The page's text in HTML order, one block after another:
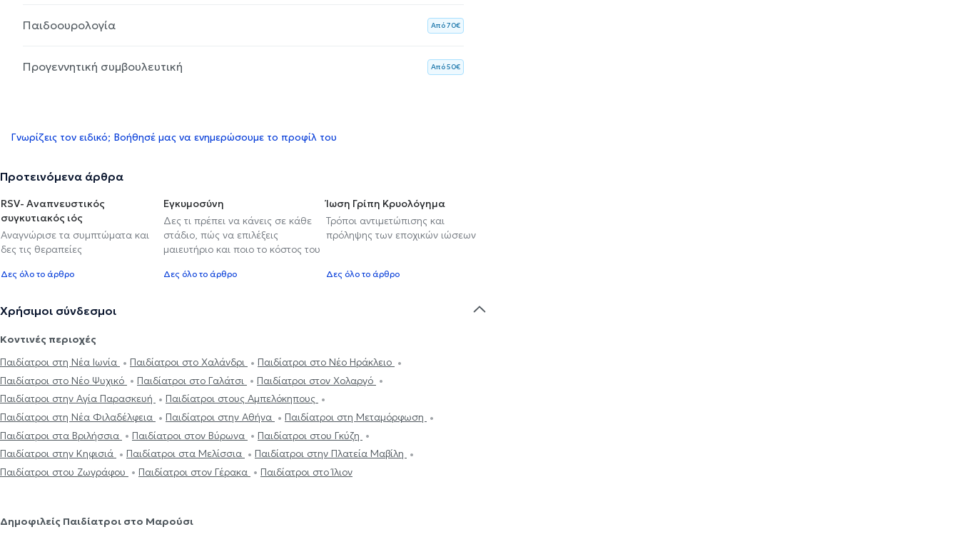
Παιδοουρολογία Aπό 70€
Προγεννητική συμβουλευτική Aπό 50€
Γνωρίζεις τον ειδικό; Βοήθησέ μας να ενημερώσουμε το προφίλ του
Προτεινόμενα άρθρα
RSV- Αναπνευστικός
συγκυτιακός ιός
Αναγνώρισε τα συμπτώματα και
δες τις θεραπείες
Δες όλο το άρθρο
Εγκυμοσύνη
Δες τι πρέπει να κάνεις σε κάθε
στάδιο, πώς να επιλέξεις
μαιευτήριο και ποιο το κόστος του
Δες όλο το άρθρο
Ίωση Γρίπη Κρυολόγημα
Τρόποι αντιμετώπισης και
πρόληψης των εποχικών ιώσεων
Δες όλο το άρθρο
Χρήσιμοι σύνδεσμοι
Κοντινές περιοχές
Παιδίατροι στη Νέα Ιωνία
Παιδίατροι στο Χαλάνδρι
Παιδίατροι στο Νέο Ηράκλειο
Παιδίατροι στο Νέο Ψυχικό
Παιδίατροι στο Γαλάτσι
Παιδίατροι στον Χολαργό
Παιδίατροι στην Αγία Παρασκευή
Παιδίατροι στους Αμπελόκηπους
Παιδίατροι στη Νέα Φιλαδέλφεια
Παιδίατροι στην Αθήνα
Παιδίατροι στη Μεταμόρφωση
Παιδίατροι στα Βριλήσσια
Παιδίατροι στον Βύρωνα
Παιδίατροι στου Γκύζη
Παιδίατροι στην Κηφισιά
Παιδίατροι στα Μελίσσια
Παιδίατροι στην Πλατεία Μαβίλη
Παιδίατροι στου Ζωγράφου
Παιδίατροι στον Γέρακα Παιδίατροι στο Ίλιον
Δημοφιλείς Παιδίατροι στο Μαρούσι